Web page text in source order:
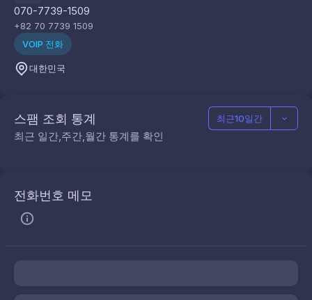
070-7739-1509
+82 70 7739 1509
VOIP 전화
대한민국
스팸 조회 통계
최근 일간,주간,월간 통계를 확인
최근10일간
전화번호 메모